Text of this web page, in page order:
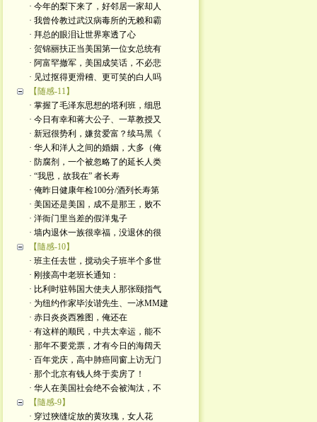
· 今年的梨下来了，好邻居一家却人
· 我曾伶教过武汉病毒所的无赖和霸
· 拜总的眼泪让世界寒透了心
· 贺锦丽扶正当美国第一位女总统有
· 阿富罕撤军，美国成笑话，不必悲
· 见过抠得更滑稽、更可笑的白人吗
【随感-11】
· 掌握了毛泽东思想的塔利班，细思
· 今日有幸和蒋大公子、一草教授又
· 新冠很势利，嫌贫爱富？续马黑《
· 华人和洋人之间的婚姻，大多（俺
· 防腐剂，一个被忽略了的延长人类
· “我思，故我在” 者长寿
· 俺昨日健康年检100分/酒列长寿第
· 美国还是美国，成不是那王，败不
· 洋衙门里当差的假洋鬼子
· 墙内退休一族很幸福，没退休的很
【隨感-10】
· 班主任去世，搅动尖子班半个多世
· 刚接高中老班长通知：
· 比利时驻韩国大使夫人那张颐指气
· 为纽约作家毕汝谐先生、一冰MM建
· 赤日炎炎西雅图，俺还在
· 有这样的顺民，中共太幸运，能不
· 那年不要党票，才有今日的海阔天
· 百年党庆，高中肺癌同窗上访无门
· 那个北京有钱人终于卖房了！
· 华人在美国社会绝不会被淘汰，不
【隨感-9】
· 穿过狹缝绽放的黄玫瑰，女人花